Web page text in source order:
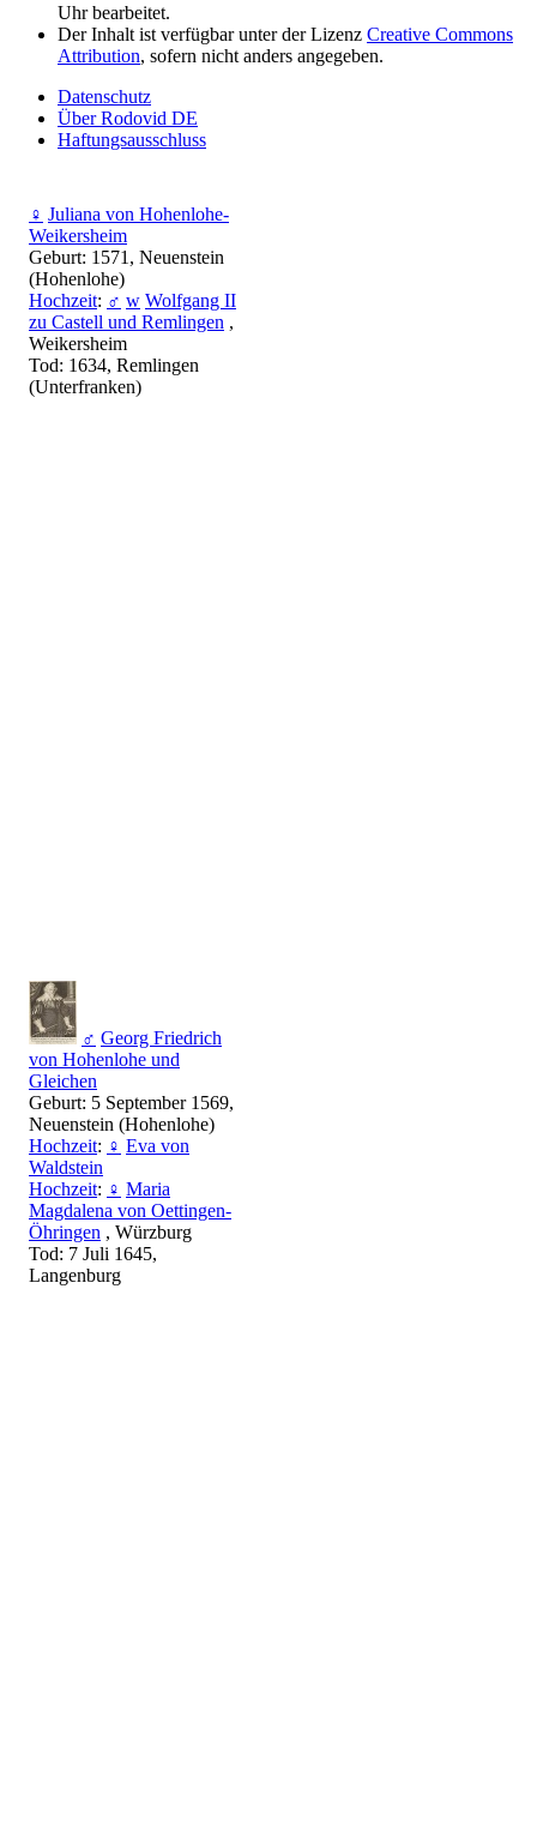
♀ Juliana von Hohenlohe-
Weikersheim
Geburt: 1571, Neuenstein
(Hohenlohe)
Hochzeit: ♂ w Wolfgang II
zu Castell und Remlingen ,
Weikersheim
Tod: 1634, Remlingen
(Unterfranken)
♂ Georg Friedrich
von Hohenlohe und
Gleichen
Geburt: 5 September 1569,
Neuenstein (Hohenlohe)
Hochzeit: ♀ Eva von
Waldstein
Hochzeit: ♀ Maria
Magdalena von Oettingen-
Öhringen , Würzburg
Tod: 7 Juli 1645,
Langenburg
Uhr bearbeitet.
Der Inhalt ist verfügbar unter der Lizenz Creative Commons
Attribution, sofern nicht anders angegeben.
Datenschutz
Über Rodovid DE
Haftungsausschluss